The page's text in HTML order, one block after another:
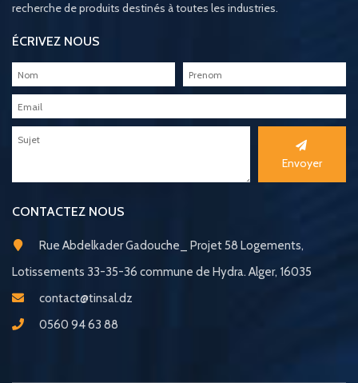
recherche de produits destinés à toutes les industries.
ÉCRIVEZ NOUS
Envoyer
CONTACTEZ NOUS
Rue Abdelkader Gadouche_ Projet 58 Logements,
Lotissements 33-35-36 commune de Hydra. Alger, 16035
contact@tinsal.dz
0560 94 63 88